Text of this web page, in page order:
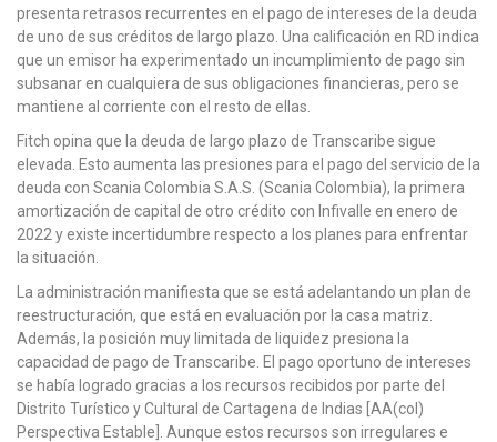
presenta retrasos recurrentes en el pago de intereses de la deuda
de uno de sus créditos de largo plazo. Una calificación en RD indica
que un emisor ha experimentado un incumplimiento de pago sin
subsanar en cualquiera de sus obligaciones financieras, pero se
mantiene al corriente con el resto de ellas.
Fitch opina que la deuda de largo plazo de Transcaribe sigue
elevada. Esto aumenta las presiones para el pago del servicio de la
deuda con Scania Colombia S.A.S. (Scania Colombia), la primera
amortización de capital de otro crédito con Infivalle en enero de
2022 y existe incertidumbre respecto a los planes para enfrentar
la situación.
La administración manifiesta que se está adelantando un plan de
reestructuración, que está en evaluación por la casa matriz.
Además, la posición muy limitada de liquidez presiona la
capacidad de pago de Transcaribe. El pago oportuno de intereses
se había logrado gracias a los recursos recibidos por parte del
Distrito Turístico y Cultural de Cartagena de Indias [AA(col)
Perspectiva Estable]. Aunque estos recursos son irregulares e